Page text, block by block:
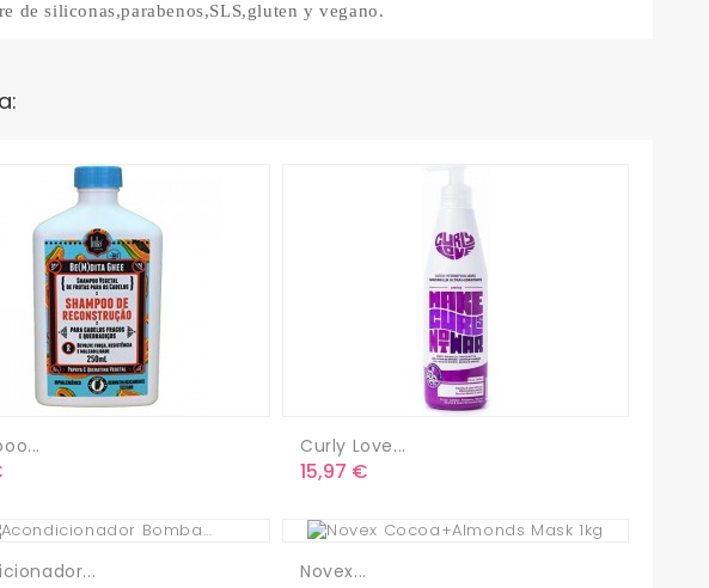
de siliconas,parabenos,SLS,gluten y vegano.
Curly Love...
Precio
15,97 €
Novex...